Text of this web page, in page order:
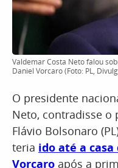
Valdemar Costa Neto falou
Daniel Vorcaro (Foto: PL,
O presidente
Neto, contradisse o
Flávio Bolsonaro
teria ido até a
Vorcaro após a